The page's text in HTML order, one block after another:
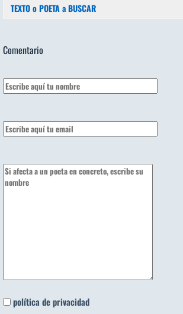
Comentario
política de privacidad